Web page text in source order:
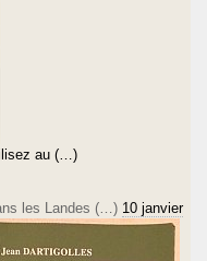
au (…)
les Landes (…) 10 janvier